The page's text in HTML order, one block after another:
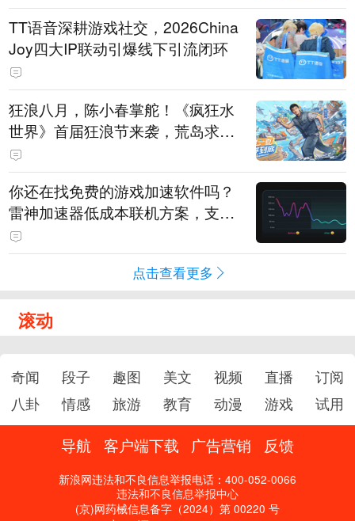
TT语音深耕游戏社交，2026China
Joy四大IP联动引爆线下引流闭环
狂浪八月，陈小春掌舵！《疯狂水
世界》首届狂浪节来袭，荒岛求生
直播即将开启
你还在找免费的游戏加速软件吗？
雷神加速器低成本联机方案，支持
免费试用
点击查看更多
滚动
奇闻 段子 趣图 美文 视频 直播
订阅
八卦
情感 旅游 教育 动漫 游戏 试用
导航 客户端下载 广告营销 反馈
新浪网违法和不良信息举报电话：400-052-0066
违法和不良信息举报中心
(京)网药械信息备字（2024）第 00220 号